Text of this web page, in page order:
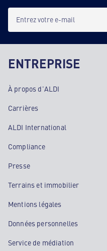
Entrez votre e-mail
ENTREPRISE
À propos d'ALDI
Carrières
ALDI International
Compliance
Presse
Terrains et immobilier
Mentions légales
Données personnelles
Service de médiation